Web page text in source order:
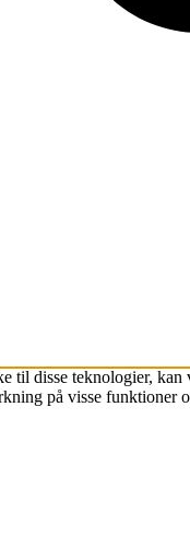
til disse teknologier, kan
på visse funktioner